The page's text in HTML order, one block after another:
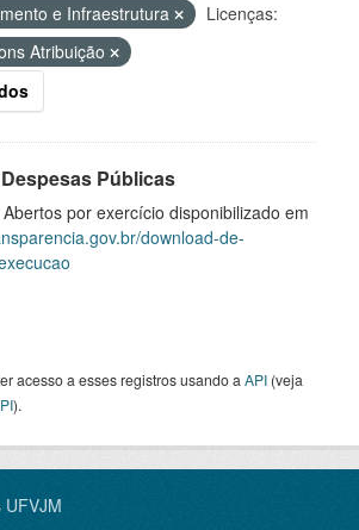
e Infraestrutura
Licenças:
Atribuição
Públicas
por exercício disponibilizado em
download-de-
acesso a esses registros usando a API (veja
).